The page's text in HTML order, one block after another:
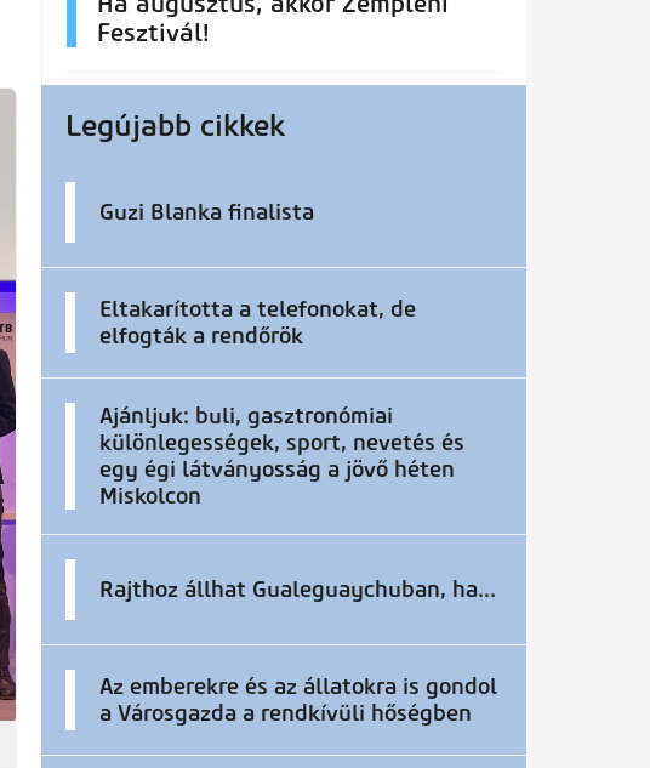
Fesztivál!
Legújabb cikkek
Guzi Blanka finalista
Eltakarította a telefonokat, de
elfogták a rendőrök
Ajánljuk: buli, gasztronómiai
különlegességek, sport, nevetés és
egy égi látványosság a jövő héten
Miskolcon
Rajthoz állhat Gualeguaychuban, ha...
Az emberekre és az állatokra is gondol
a Városgazda a rendkívüli hőségben